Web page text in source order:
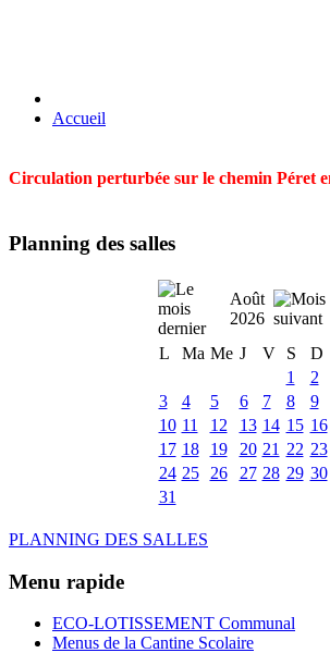
Accueil
Circulation perturbée sur le chemin Péret
Planning des salles
Août
2026
L
Ma Me J V S
D
1
2
3
4 5 6 7 8
9
10 11 12 13 14 15 16
17 18 19 20 21 22 23
24 25 26 27 28 29 30
31
PLANNING DES SALLES
Menu rapide
ECO-LOTISSEMENT Communal
Menus de la Cantine Scolaire